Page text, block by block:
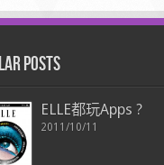
Posts
ELLE都玩Apps ?
2011/10/11